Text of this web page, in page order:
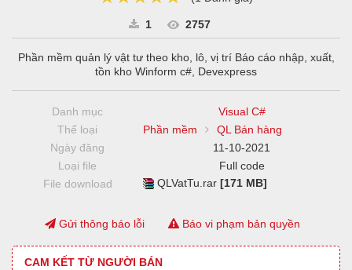
1 2757
Phần mềm quản lý vật tư theo kho, lô, vị trí Báo cáo nhập, xuất,
tồn kho Winform c#, Devexpress
Danh mục
Visual C#
Thể loại
Phần mềm
QL Bán hàng
Ngày đăng
11-10-2021
Loại file
Full code
File download
QLVatTu.rar[171 MB]
Gửi thông báo lỗi Báo vi phạm bản quyền
CAM KẾT TỪ NGƯỜI BÁN